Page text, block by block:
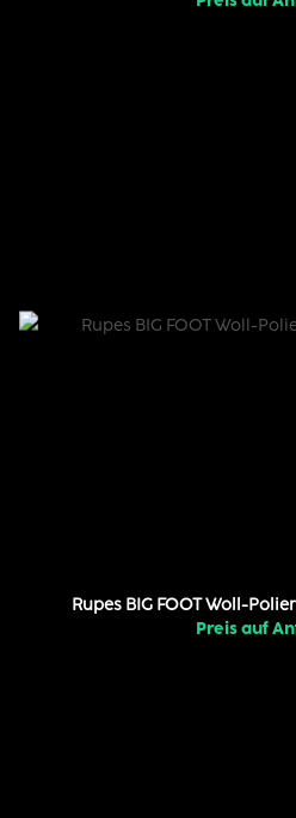
Rupes BIG FOOT Woll-
Preis auf